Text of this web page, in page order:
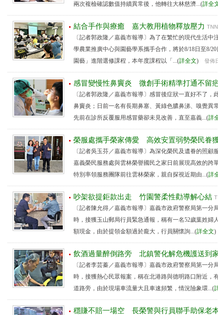
兩次複檢確認數值持續異常後，他轉往大林慈濟...(詳全
結合手作與療癒 嘉大教用植物釋放壓力 TNN
〔記者郭政隆／嘉義市報導〕為了在繁忙的現代生活中
學農業推廣中心與園藝學系攜手合作，將於8/18日至8/
園藝」進階選修課程，本年度課程以「...(詳全文) 發佈
感冒變慢性鼻竇炎 微創手術精準打通不留
〔記者郭政隆／嘉義市報導〕感冒後症狀一直好不了，
鼻竇炎；日前一名有長期鼻塞、黃綠色膿鼻涕、嗅覺異
先前在診所反覆服用感冒藥卻未見改善，直至嘉義...(詳
榮服處攜手榮家傳愛 高效安置弱勢榮民眷
〔記者吳玉芬／嘉義市報導〕為深化榮民及遺眷的照顧
嘉義榮民服務處與雲林榮譽國民之家日前展現高效的跨
特別率領服務團隊前往雲林榮家，親自探視近期由...(詳
吵架欲提鉅款出走 竹園警柔性勸導解心結
〔記者陳允得／嘉義市報導〕嘉義市政府警察局第一分
時，接獲玉山郵局行員緊急通報，稱有一名52歲葉姓婦
額現金，由於提領金額過於龐大，行員關懷詢...(詳全文
飲酒過量醉倒路旁 北鎮警化解危機護送到
〔記者李芸蓁／嘉義市報導〕嘉義市政府警察局第一分
時，接獲熱心民眾報案，稱在北港路與德明路口附近，
道路旁，由於現場車流量大且車速頻繁，情況險象環...(
穩賺不賠一場空 長榮警與行員聯手助保老